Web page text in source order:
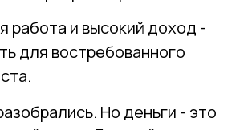
работа и высокий доход -
для востребованного
Но деньги - это